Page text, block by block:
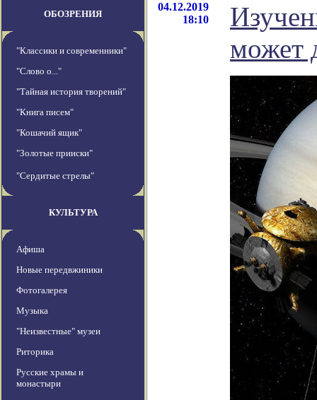
ОБОЗРЕНИЯ
"Классики и современники"
"Слово о..."
"Тайная история творений"
"Книга писем"
"Кошачий ящик"
"Золотые прииски"
"Сердитые стрелы"
КУЛЬТУРА
Афиша
Новые передвжиники
Фотогалерея
Музыка
"Неизвестные" музеи
Риторика
Русские храмы и
монастыри
04.12.2019
18:10
может